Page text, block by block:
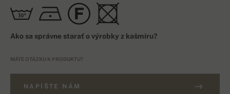
Ako sa správne starať o výrobky z kašmíru?
MÁTE OTÁZKU K PRODUKTU?
NAPÍŠTE NÁM